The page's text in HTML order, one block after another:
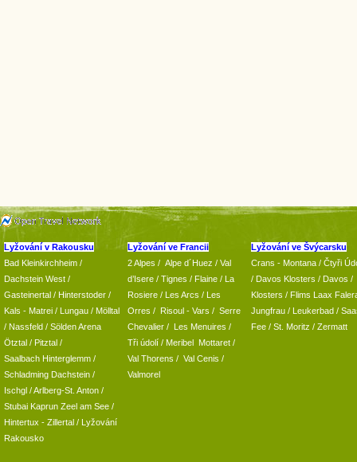
Lyžování v Rakousku
Bad Kleinkirchheim /
Dachstein West /
Gasteinertal / Hinterstoder /
Kals - Matrei / Lungau / Mölltal
/ Nassfeld / Sölden Arena
Ötztal / Pitztal /
Saalbach Hinterglemm /
Schladming Dachstein /
Ischgl /Arlberg-St. Anton /
Stubai Kaprun Zeel am See /
Hintertux - Zillertal / Lyžování
Rakousko
Lyžování ve Francii
2 Alpes / Alpe d´Huez / Val
d’Isere / Tignes / Flaine / La
Rosiere / Les Arcs / Les
Orres / Risoul - Vars / Serre
Chevalier / Les Menuires /
Tři údolí / Meribel Mottaret /
Val Thorens / Val Cenis /
Valmorel
Lyžování ve Švýcarsku
Crans - Montana / Čtyři
/ Davos Klosters / Davos /
Klosters / Flims Laax
Jungfrau / Leukerbad /
Fee / St. Moritz / Zermatt